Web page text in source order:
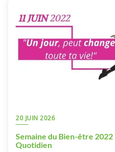
20 JUIN 2026
Semaine du Bien-être
Quotidien